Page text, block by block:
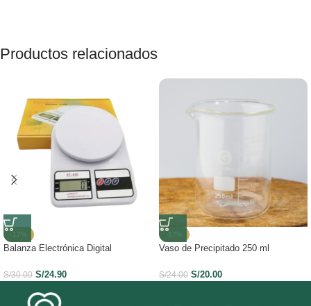
Productos relacionados
-17%
Balanza Electrónica Digital
S/30.00 S/24.90
-17%
Vaso de Precipitado 250 ml
S/24.00 S/20.00